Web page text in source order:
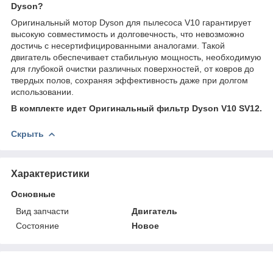
Dyson?
Оригинальный мотор Dyson для пылесоса V10 гарантирует
высокую совместимость и долговечность, что невозможно
достичь с несертифицированными аналогами. Такой
двигатель обеспечивает стабильную мощность, необходимую
для глубокой очистки различных поверхностей, от ковров до
твердых полов, сохраняя эффективность даже при долгом
использовании.
В комплекте идет Оригинальный фильтр Dyson V10 SV12.
Скрыть
Характеристики
Основные
Вид запчасти
Двигатель
Состояние
Новое